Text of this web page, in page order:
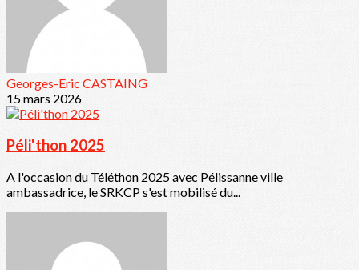
Georges-Eric CASTAING
15 mars 2026
Péli'thon 2025
A l'occasion du Téléthon 2025 avec Pélissanne ville
ambassadrice, le SRKCP s'est mobilisé du...